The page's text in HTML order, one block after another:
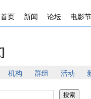
首页 新闻 论坛 电影节
机构 群组 活动